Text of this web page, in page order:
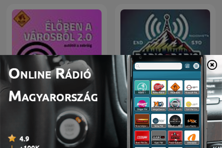
Élőben a városból 2.0 Radio@Radio